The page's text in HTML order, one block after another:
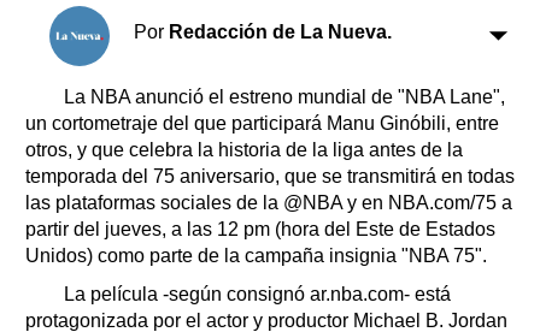
Horóscopo
Suplementos
Servicios
Transportes
Loterías
Datos Útiles
Fúnebres
Edictos
Por Redacción de La Nueva.
La NBA anunció el estreno mundial de "NBA Lane",
un cortometraje del que participará Manu Ginóbili, entre
otros, y que celebra la historia de la liga antes de la
temporada del 75 aniversario, que se transmitirá en todas
las plataformas sociales de la @NBA y en NBA.com/75 a
partir del jueves, a las 12 pm (hora del Este de Estados
Unidos) como parte de la campaña insignia "NBA 75".
La película -según consignó ar.nba.com- está
protagonizada por el actor y productor Michael B. Jordan